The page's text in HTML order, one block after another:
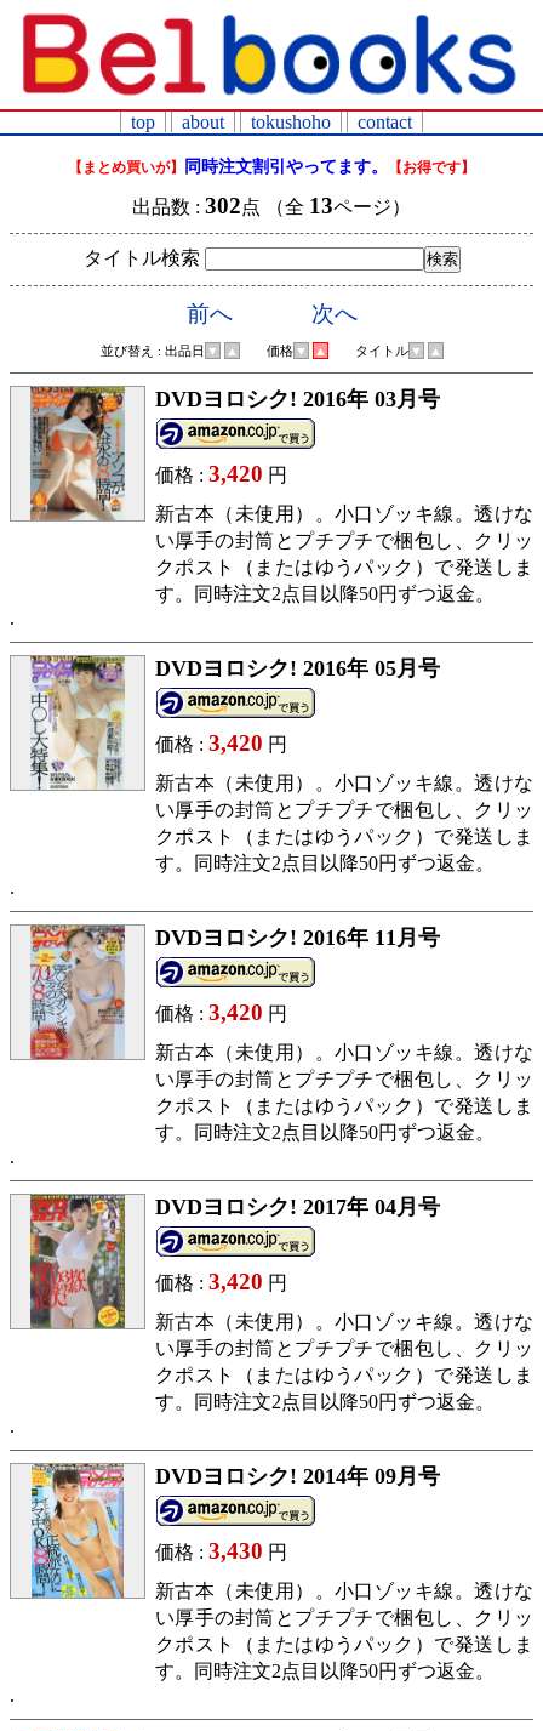
top about tokushoho contact
【まとめ買いが】 同時注文割引やってます。 【お得です】
出品数 : 302点 （全 13ページ）
タイトル検索
前へ 次へ
並び替え : 出品日 ▼ ▲ 価格 ▼ ▲ タイトル ▼ ▲
DVDヨロシク! 2016年 03月号
価格 : 3,420 円
新古本（未使用）。小口ゾッキ線。透けな
い厚手の封筒とプチプチで梱包し、クリッ
クポスト（またはゆうパック）で発送しま
す。同時注文2点目以降50円ずつ返金。
DVDヨロシク! 2016年 05月号
価格 : 3,420 円
新古本（未使用）。小口ゾッキ線。透けな
い厚手の封筒とプチプチで梱包し、クリッ
クポスト（またはゆうパック）で発送しま
す。同時注文2点目以降50円ずつ返金。
DVDヨロシク! 2016年 11月号
価格 : 3,420 円
新古本（未使用）。小口ゾッキ線。透けな
い厚手の封筒とプチプチで梱包し、クリッ
クポスト（またはゆうパック）で発送しま
す。同時注文2点目以降50円ずつ返金。
DVDヨロシク! 2017年 04月号
価格 : 3,420 円
新古本（未使用）。小口ゾッキ線。透けな
い厚手の封筒とプチプチで梱包し、クリッ
クポスト（またはゆうパック）で発送しま
す。同時注文2点目以降50円ずつ返金。
DVDヨロシク! 2014年 09月号
価格 : 3,430 円
新古本（未使用）。小口ゾッキ線。透けな
い厚手の封筒とプチプチで梱包し、クリッ
クポスト（またはゆうパック）で発送しま
す。同時注文2点目以降50円ずつ返金。